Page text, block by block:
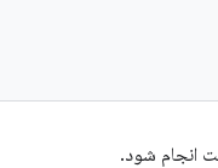
انجام شود.